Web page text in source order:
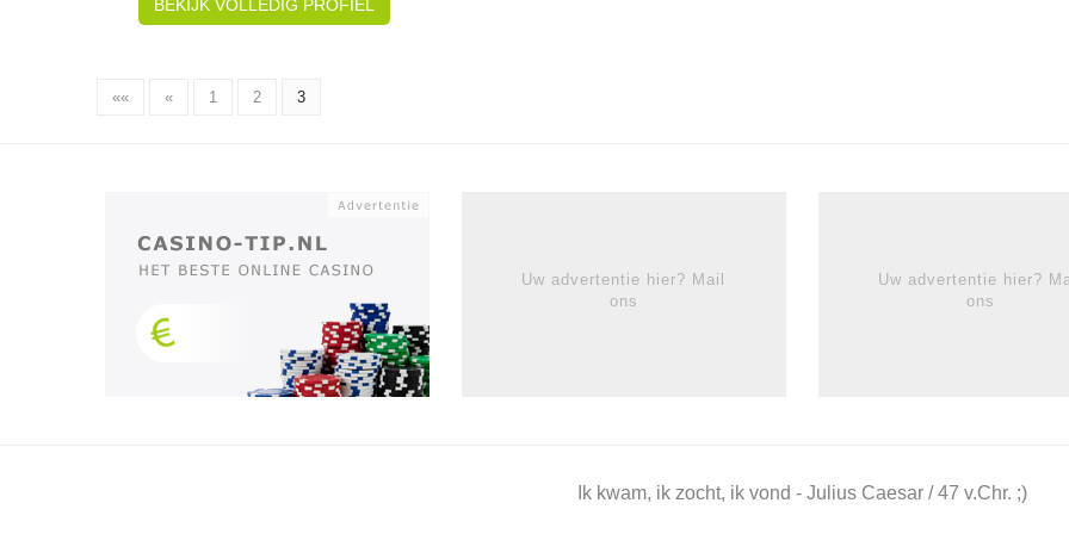
BEKIJK VOLLEDIG PROFIEL
«« « 1 2 3
Uw advertentie hier? Mail
ons
Uw advertentie hier?
ons
Ik kwam, ik zocht, ik vond - Julius Caesar / 47 v.Chr. ;)